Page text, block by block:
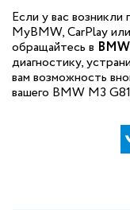
Если у вас
MyBMW, CarPlay
обращайтесь в
диагностику,
вам возможность
вашего BMW M3